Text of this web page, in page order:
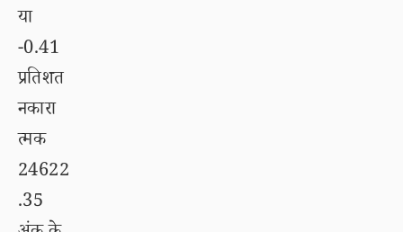
या
-0.41
प्रतिशत
नकारा
त्मक
24622
.35